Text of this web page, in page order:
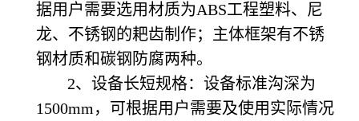
据用户需要选用材质为ABS工程塑料、尼
龙、不锈钢的耙齿制作；主体框架有不锈
钢材质和碳钢防腐两种。
2、设备长短规格： 设备标准沟深为
1500mm，可根据用户需要及使用实际情况